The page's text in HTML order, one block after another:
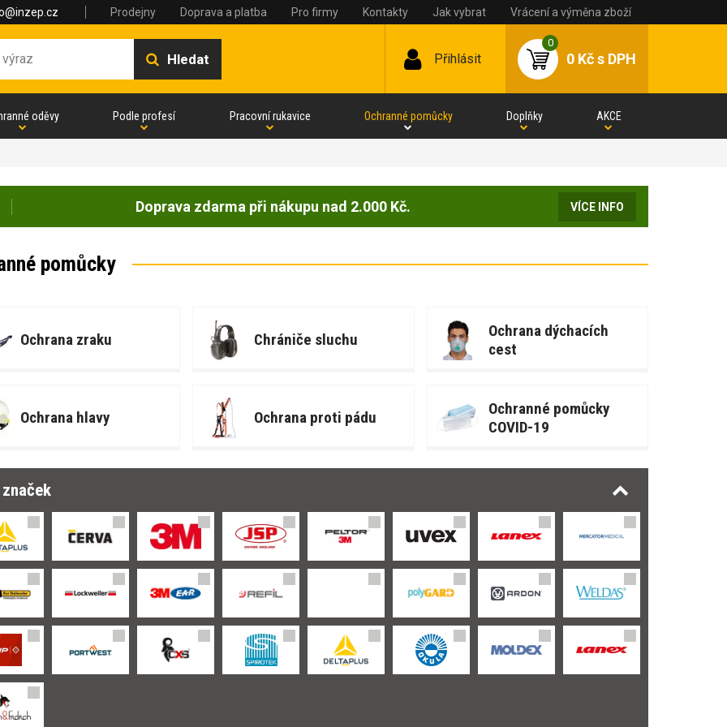
Prodejny Doprava a platba Pro firmy Kontakty Jak vybrat Vrácení a výměna zboží
Hledat Přihlásit
0
0 Kčs DPH
oděvy Podle profesí Pracovní rukavice Ochranné pomůcky Doplňky AKCE
Doprava zdarma při nákupu nad 2.000 Kč. VÍCE INFO
pomůcky
Ochrana zraku Chrániče sluchu
Ochrana dýchacích
cest
Ochrana hlavy Ochrana proti pádu
Ochranné pomůcky
COVID-19